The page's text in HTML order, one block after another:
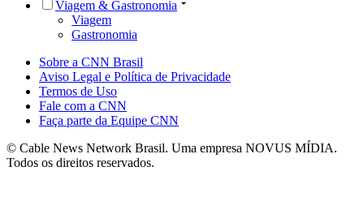
Viagem & Gastronomia
Viagem
Gastronomia
Sobre a CNN Brasil
Aviso Legal e Política de Privacidade
Termos de Uso
Fale com a CNN
Faça parte da Equipe CNN
© Cable News Network Brasil. Uma empresa NOVUS MÍDIA.
Todos os direitos reservados.